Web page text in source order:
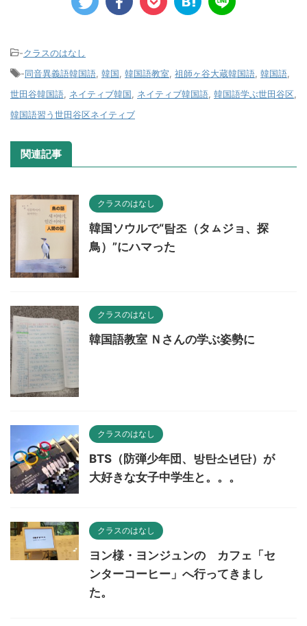
-クラスのはなし
-同音異義語韓国語 韓国 韓国語教室 祖師ヶ谷大蔵韓国語 韓国語
世田谷韓国語 ネイティブ韓国 ネイティブ韓国語 韓国語学ぶ世田谷区
韓国語習う世田谷区ネイティブ
関連記事
クラスのはなし
韓国ソウルで“탐조（タㇺジョ、探
鳥）”にハマった
クラスのはなし
韓国語教室 Ｎさんの学ぶ姿勢に
クラスのはなし
BTS（防弾少年団、방탄소년단）が
大好きな女子中学生と。。。
クラスのはなし
ヨン様・ヨンジュンの カフェ「セ
ンターコーヒー」へ行ってきまし
た。